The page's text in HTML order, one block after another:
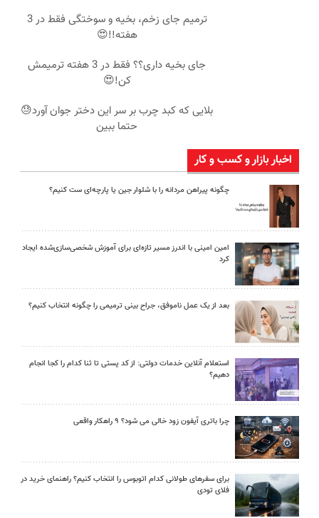
ترمیم جای زخم، بخیه و سوختگی فقط در 3
هفته!!😍
جای بخیه داری؟؟ فقط در 3 هفته ترمیمش
کن!😍
بلایی که کبد چرب بر سر این دختر جوان آورد😓
حتما ببین
اخبار بازار و کسب و کار
چگونه پیراهن مردانه را با شلوار جین یا پارچه‌ای ست کنیم؟
امین امینی با اندرز مسیر تازه‌ای برای آموزش شخصی‌سازی‌شده ایجاد
کرد
بعد از یک عمل ناموفق، جراح بینی ترمیمی را چگونه انتخاب کنیم؟
استعلام آنلاین خدمات دولتی: از کد پستی تا ثنا کدام را کجا انجام
دهیم؟
چرا باتری آیفون زود خالی می شود؟ ۹ راهکار واقعی
برای سفرهای طولانی کدام اتوبوس را انتخاب کنیم؟ راهنمای خرید در
فلای تودی